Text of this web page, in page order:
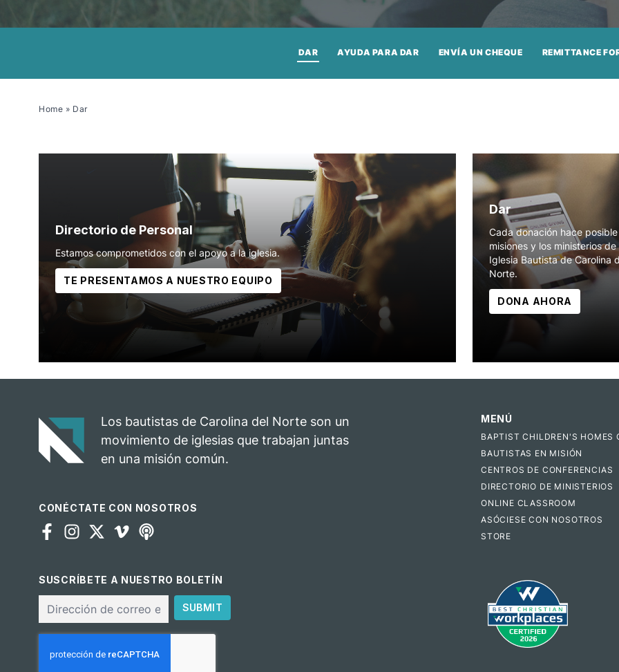
DAR AYUDA PARA DAR ENVÍA UN CHEQUE REMITTANCE
Home » Dar
Directorio de Personal
Estamos comprometidos con el apoyo a la iglesia.
TE PRESENTAMOS A NUESTRO EQUIPO
Dar
Cada donación hace
misiones y los ministerios de
Iglesia Bautista de Carolina
Norte.
DONA AHORA
Los bautistas de Carolina del Norte son un
movimiento de iglesias que trabajan juntas
en una misión común.
CONÉCTATE CON NOSOTROS
SUSCRÍBETE A NUESTRO BOLETÍN
electrónico
SUBMIT
MENÚ
BAPTIST CHILDREN'S HOMES
BAUTISTAS EN MISIÓN
CENTROS DE CONFERENCIAS
DIRECTORIO DE MINISTERIOS
ONLINE CLASSROOM
ASÓCIESE CON NOSOTROS
STORE